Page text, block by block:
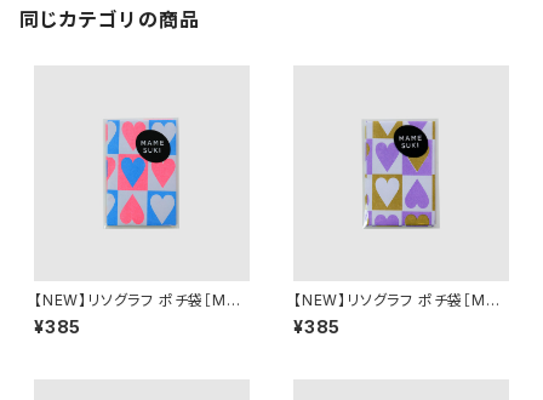
同じカテゴリの商品
【NEW】リソグラフ ポチ袋［MA
MESUKI Basis ハート］Neon
Red × Light Blue
¥385
【NEW】リソグラフ ポチ袋［MA
MESUKI Basis ハート］ Purpl
e × Ochre
¥385